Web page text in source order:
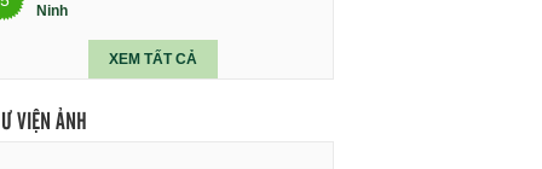
Ninh
XEM TẤT CẢ
VIỆN ẢNH